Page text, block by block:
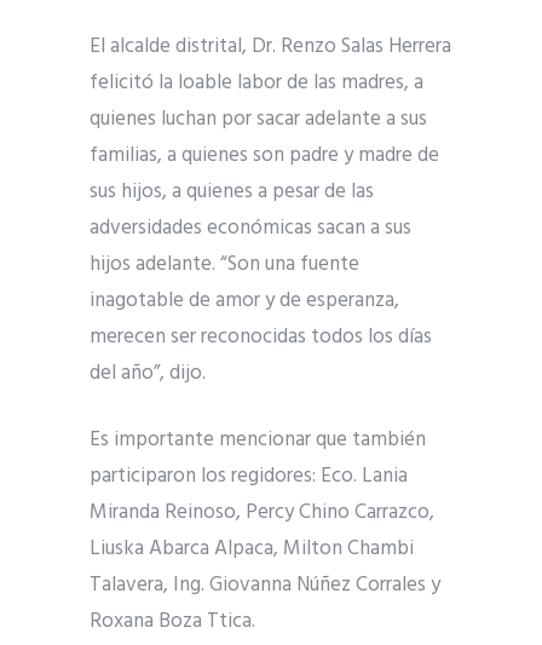
El alcalde distrital, Dr. Renzo Salas Herrera
felicitó la loable labor de las madres, a
quienes luchan por sacar adelante a sus
familias, a quienes son padre y madre de
sus hijos, a quienes a pesar de las
adversidades económicas sacan a sus
hijos adelante. “Son una fuente
inagotable de amor y de esperanza,
merecen ser reconocidas todos los días
del año”, dijo.
Es importante mencionar que también
participaron los regidores: Eco. Lania
Miranda Reinoso, Percy Chino Carrazco,
Liuska Abarca Alpaca, Milton Chambi
Talavera, Ing. Giovanna Núñez Corrales y
Roxana Boza Ttica.